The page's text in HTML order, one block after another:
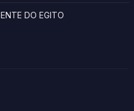
DO EGITO